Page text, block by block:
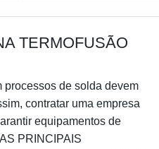
TERMOFUSÃO
de solda devem
contratar uma empresa
equipamentos de
PRINCIPAIS